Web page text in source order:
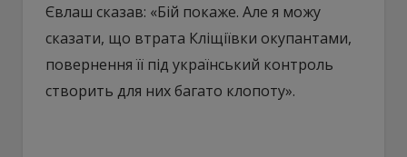
Євлаш сказав: «Бій покаже. Але я можу
сказати, що втрата Кліщіївки окупантами,
повернення її під український контроль
створить для них багато клопоту».